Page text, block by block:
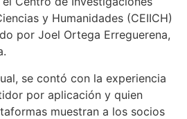
y Humanidades (CEIICH)
por Joel Ortega Erreguerena,
se contó con la experiencia
por aplicación y quien
muestran a los socios